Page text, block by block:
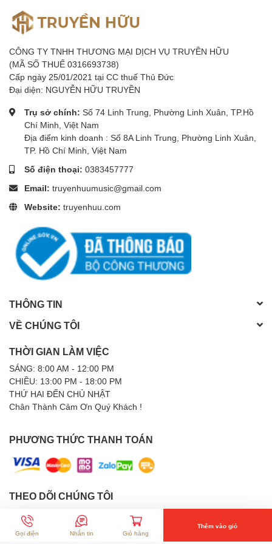
những thương hiệu nổi tiếng thế giới . Với chất
lượng và thương hiệu đã được khẳng định trong
nhiều năm qua , chúng tôi hy vọng mang lại cho
quý khách trãi nghiệm mua hàng tốt nhất .
✅Địa chỉ Showroom : SỐ 8A ĐƯỜNG LINH
TRUNG, P. LINH TRUNG , TP. THỦ ĐỨC , TPHCM
✅ĐT:038 345 7777
✅ Email :
truyenhuu0303@gmail.com
CÔNG TY TNHH THƯƠNG MẠI DỊCH VỤ TRUYỀN HỮU
(MÃ SỐ THUẾ 0316693738)
Cấp ngày 25/01/2021 tại CC thuế Thủ Đức
Đại diện: NGUYỄN HỮU TRUYỀN
Trụ sở chính: Số 74 Linh Trung, Phường Linh Xuân, TP.Hồ
Chí Minh, Việt Nam
Địa điểm kinh doanh : Số 8A Linh Trung, Phường Linh Xuân,
TP. Hồ Chí Minh, Việt Nam
Số điện thoại: 0383457777
Email: truyenhuumusic@gmail.com
Website: truyenhuu.com
THÔNG TIN
VỀ CHÚNG TÔI
THỜI GIAN LÀM VIỆC
SÁNG: 8:00 AM - 12:00 PM
CHIỀU: 13:00 PM - 18:00 PM
THỨ HAI ĐẾN CHỦ NHẬT
Chân Thành Cảm Ơn Quý Khách !
PHƯƠNG THỨC THANH TOÁN
THEO DÕI CHÚNG TÔI
Gọi điện Nhắn tin Giỏ hàng
Thêm vào giỏ